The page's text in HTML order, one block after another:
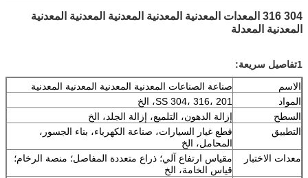
304 316 المعدات المعدنية المعدنية المعدنية المعدنية المعدنية
المعدنية المعدلة
1تفاصيل سريعة:
الاسم
صناعة الصناعات المعدنية المعدنية المعدنية المعدنية
المواد
SS 304، 316، 201، الخ
السطح
إزالة الدهون، التلميع، إزالة الجلد، الخ
التطبيق
قطع غيار السيارات، صناعة الكهرباء، بناء الجسور،
المحامل، الخ
معدات الاختبار
مقياس ارتفاع آلي؛ ذراع متعددة المفاصل؛ منصة الرخام؛
قياس الخامة، الخ